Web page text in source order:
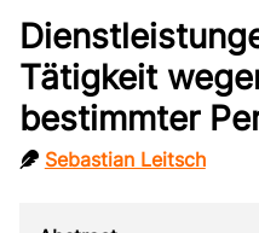
Tätigkeit
bestimmter
Sebastian Leitsch